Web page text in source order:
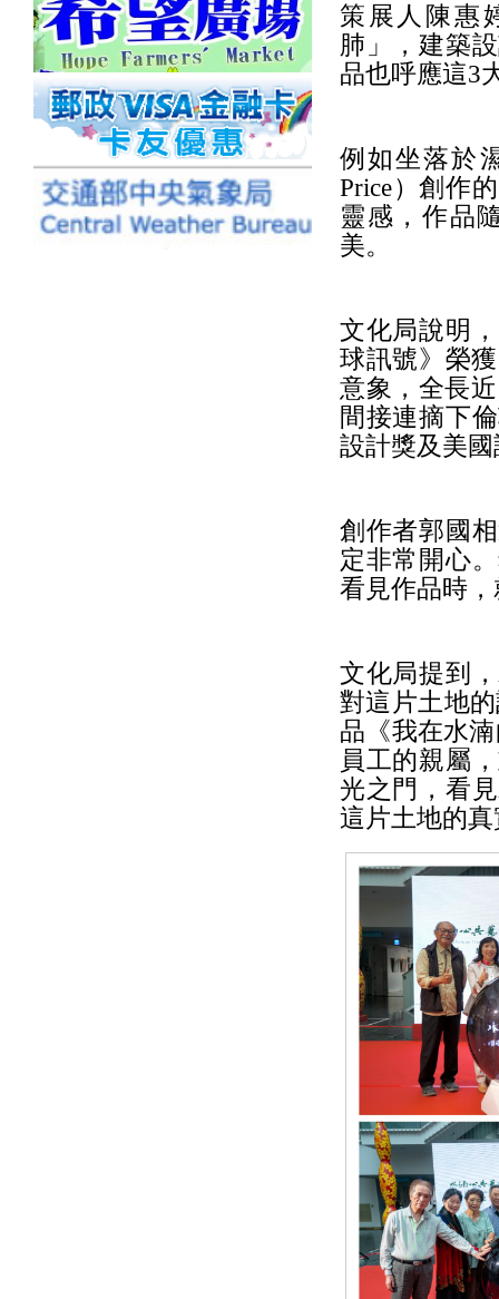
策展人陳惠
肺」，建築
品也呼應這3
例如坐落於
Price）創作
靈感，作品
美。
文化局說明
球訊號》榮
意象，全長
間接連摘下
設計獎及美
創作者郭國
定非常開心
看見作品時
文化局提到
對這片土地
品《我在水
員工的親屬
光之門，看
這片土地的